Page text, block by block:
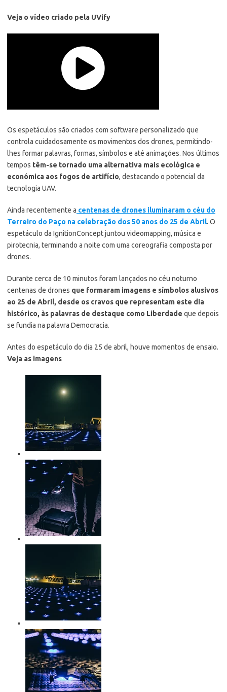
Veja o vídeo criado pela UVify
Os espetáculos são criados com software personalizado que
controla cuidadosamente os movimentos dos drones, permitindo-
lhes formar palavras, formas, símbolos e até animações. Nos últimos
tempos têm-se tornado uma alternativa mais ecológica e
económica aos fogos de artifício, destacando o potencial da
tecnologia UAV.
Ainda recentemente a centenas de drones iluminaram o céu do
Terreiro do Paço na celebração dos 50 anos do 25 de Abril. O
espetáculo da IgnitionConcept juntou videomapping, música e
pirotecnia, terminando a noite com uma coreografia composta por
drones.
Durante cerca de 10 minutos foram lançados no céu noturno
centenas de drones que formaram imagens e símbolos alusivos
ao 25 de Abril, desde os cravos que representam este dia
histórico, às palavras de destaque como Liberdade que depois
se fundia na palavra Democracia.
Antes do espetáculo do dia 25 de abril, houve momentos de ensaio.
Veja as imagens